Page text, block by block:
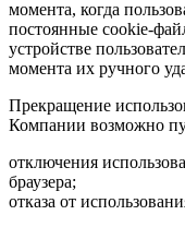
момента, когда
постоянные cookie-
устройстве
момента их ручного
Прекращение
Компании возможно
отключения
браузера;
отказа от